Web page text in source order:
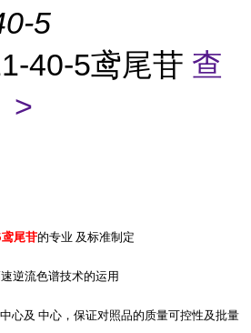
5
40-5鸢尾苷 查
>
尾苷的专业 及标准制定
逆流色谱技术的运用
心及 中心，保证对照品的质量可控性及批量